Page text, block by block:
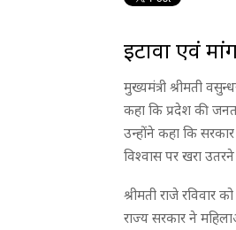
इटावा एवं
मुख्यमंत्री श्रीमती
कहा कि प्रदेश की
उन्होंने कहा कि
विश्वास पर खरा
श्रीमती राजे रविवार
राज्य सरकार ने